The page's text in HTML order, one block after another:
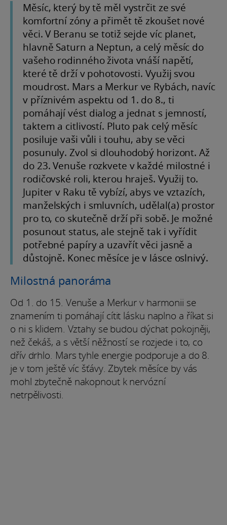
Měsíc, který by tě měl vystrčit ze své
komfortní zóny a přimět tě zkoušet nové
věci. V Beranu se totiž sejde víc planet,
hlavně Saturn a Neptun, a celý měsíc do
vašeho rodinného života vnáší napětí,
které tě drží v pohotovosti. Využij svou
moudrost. Mars a Merkur ve Rybách, navíc
v příznivém aspektu od 1. do 8., ti
pomáhají vést dialog a jednat s jemností,
taktem a citlivostí. Pluto pak celý měsíc
posiluje vaši vůli i touhu, aby se věci
posunuly. Zvol si dlouhodobý horizont. Až
do 23. Venuše rozkvete v každé milostné i
rodičovské roli, kterou hraješ. Využij to.
Jupiter v Raku tě vybízí, abys ve vztazích,
manželských i smluvních, udělal(a) prostor
pro to, co skutečně drží při sobě. Je možné
posunout status, ale stejně tak i vyřídit
potřebné papíry a uzavřít věci jasně a
důstojně. Konec měsíce je v lásce oslnivý.
Milostná panoráma
Od 1. do 15. Venuše a Merkur v harmonii se
znamením ti pomáhají cítit lásku naplno a říkat si
o ni s klidem. Vztahy se budou dýchat pokojněji,
než čekáš, a s větší něžností se rozjede i to, co
dřív drhlo. Mars tyhle energie podporuje a do 8.
je v tom ještě víc šťávy. Zbytek měsíce by vás
mohl zbytečně nakopnout k nervózní
netrpělivosti.